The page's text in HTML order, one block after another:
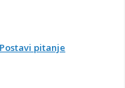
Postavi pitanje